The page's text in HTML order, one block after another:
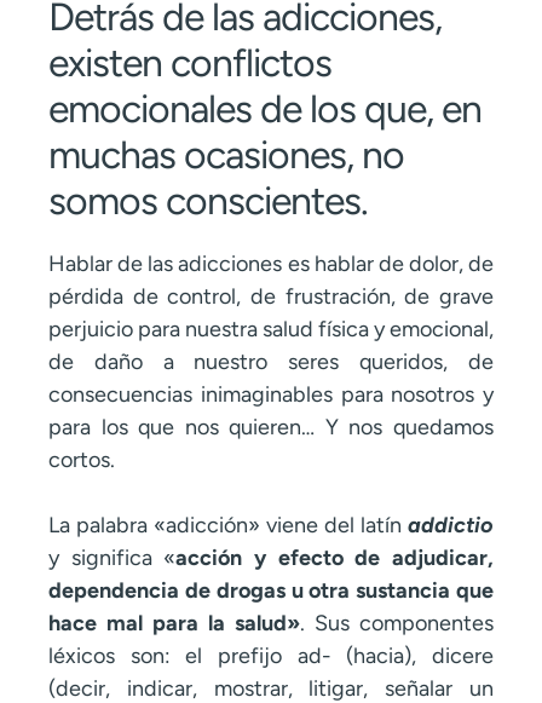
Detrás de las adicciones,
existen conflictos
emocionales de los que, en
muchas ocasiones, no
somos conscientes.
Hablar de las adicciones es hablar de dolor, de
pérdida de control, de frustración, de grave
perjuicio para nuestra salud física y emocional,
de daño a nuestro seres queridos, de
consecuencias inimaginables para nosotros y
para los que nos quieren… Y nos quedamos
cortos.
La palabra «adicción» viene del latín addictio
y significa «acción y efecto de adjudicar,
dependencia de drogas u otra sustancia que
hace mal para la salud». Sus componentes
léxicos son: el prefijo ad- (hacia), dicere
(decir, indicar, mostrar, litigar, señalar un